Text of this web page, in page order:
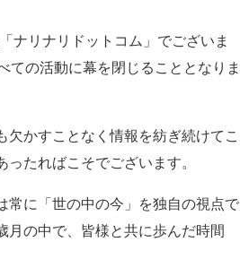
ナリナリドットコム」でございま
の活動に幕を閉じることとなりま
かすことなく情報を紡ぎ続けてこ
たればこそでございます。
常に「世の中の今」を独自の視点で
月の中で、皆様と共に歩んだ時間